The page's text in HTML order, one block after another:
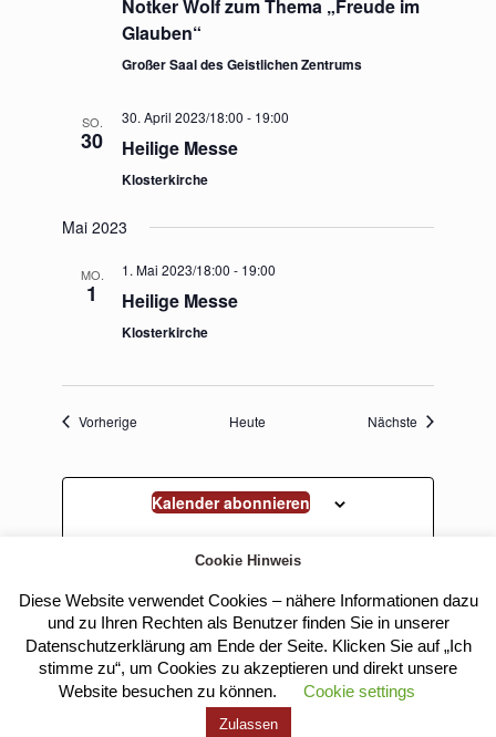
Notker Wolf zum Thema „Freude im
Glauben“
Großer Saal des Geistlichen Zentrums
SO.
30
30. April 2023/18:00 - 19:00
Heilige Messe
Klosterkirche
Mai 2023
MO.
1
1. Mai 2023/18:00 - 19:00
Heilige Messe
Klosterkirche
Vorherige VeranstaltungenHeute Nächste
Kalender abonnieren
Kloster Heilig Kreuz |Impressum
Cookie Hinweis
Diese Website verwendet Cookies – nähere Informationen dazu
und zu Ihren Rechten als Benutzer finden Sie in unserer
Datenschutzerklärung am Ende der Seite. Klicken Sie auf „Ich
stimme zu“, um Cookies zu akzeptieren und direkt unsere
Website besuchen zu können.
Cookie settings
Zulassen